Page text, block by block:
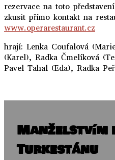
rezervace na toto
zkusit přímo kontakt na
www.operarestaurant.cz
hrají: Lenka Coufalová
(Karel), Radka Čmelíková
Pavel Tahal (Eda), Radka
Manželstvím
Turkestánu